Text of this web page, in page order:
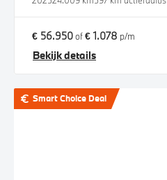
€ 56.950of€ 1.078 p/m
Bekijk details
Smart Choice Deal